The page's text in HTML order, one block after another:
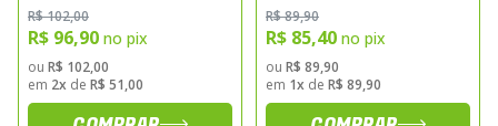
Fj3010c
R$ 102,00
R$ 96,90 no pix
ou R$ 102,00
em 2x de R$ 51,00
R$ 89,90
R$ 85,40 no pix
ou R$ 89,90
em 1x de R$ 89,90